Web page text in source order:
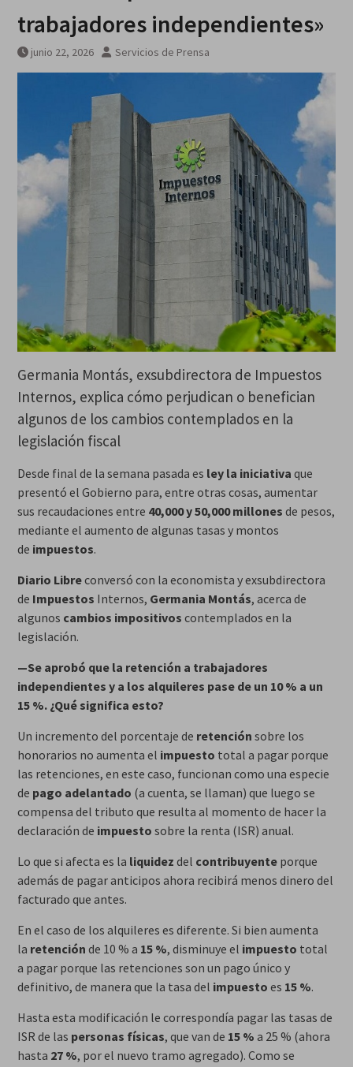
trabajadores independientes»
junio 22, 2026 Servicios de Prensa
Germania Montás, exsubdirectora de Impuestos
Internos, explica cómo perjudican o benefician
algunos de los cambios contemplados en la
legislación fiscal
Desde final de la semana pasada es ley la iniciativa que
presentó el Gobierno para, entre otras cosas, aumentar
sus recaudaciones entre 40,000 y 50,000 millones de pesos,
mediante el aumento de algunas tasas y montos
de impuestos.
Diario Libreconversó con la economista y exsubdirectora
de Impuestos Internos, Germania Montás, acerca de
algunos cambios impositivos contemplados en la
legislación.
—Se aprobó que la retención a trabajadores
independientes y a los alquileres pase de un 10 % a un
15 %. ¿Qué significa esto?
Un incremento del porcentaje de retención sobre los
honorarios no aumenta el impuesto total a pagar porque
las retenciones, en este caso, funcionan como una especie
de pago adelantado (a cuenta, se llaman) que luego se
compensa del tributo que resulta al momento de hacer la
declaración de impuesto sobre la renta (ISR) anual.
Lo que si afecta es la liquidez del contribuyenteporque
además de pagar anticipos ahora recibirá menos dinero del
facturado que antes.
En el caso de los alquileres es diferente. Si bien aumenta
la retención de 10 % a 15 %, disminuye el impuesto total
a pagar porque las retenciones son un pago único y
definitivo, de manera que la tasa del impuesto es 15 %.
Hasta esta modificación le correspondía pagar las tasas de
ISR de las personas físicas, que van de 15 % a 25 % (ahora
hasta 27 %, por el nuevo tramo agregado). Como se